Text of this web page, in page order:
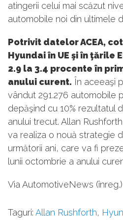
atingerii celui mai scăzut
automobile noi din ultimele
Potrivit datelor ACEA,
Hyundai în UE şi în ţările
2.9 la 3.4 procente în
anului curent. În aceeaşi
vândut 291.276 automobile
depăşind cu 10% rezultatul
anului trecut. Allan
va realiza o nouă strategie
următorii ani, care va fi
lunii octombrie a anului
Via AutomotiveNews (înreg.)
Taguri: Allan Rushforth,